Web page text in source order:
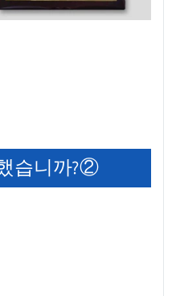
습니까?②